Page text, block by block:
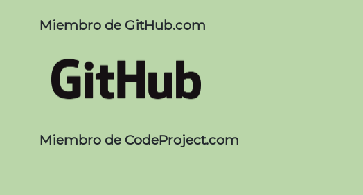
Miembro de GitHub.com
Miembro de CodeProject.com